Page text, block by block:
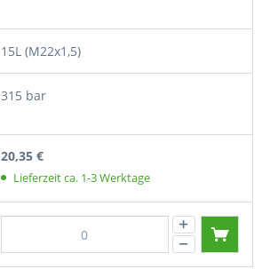
15L (M22x1,5)
315 bar
20,35 €
Lieferzeit ca. 1-3 Werktage